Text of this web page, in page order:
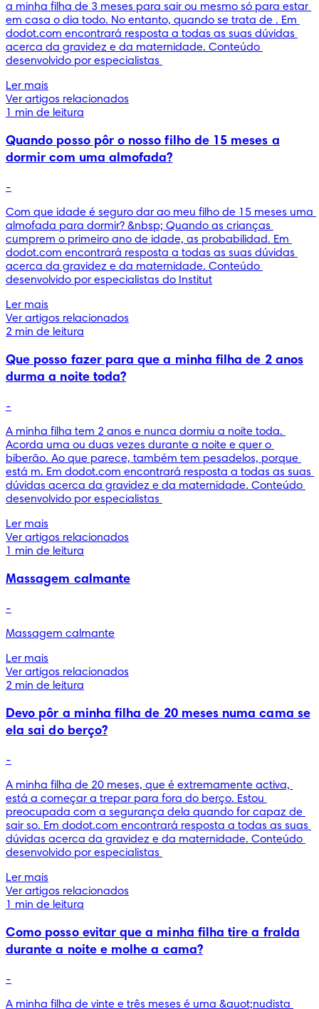
a minha filha de 3 meses para sair ou mesmo só para estar
em casa o dia todo. No entanto, quando se trata de . Em
dodot.com encontrará resposta a todas as suas dúvidas
acerca da gravidez e da maternidade. Conteúdo
desenvolvido por especialistas
Ler mais
Ver artigos relacionados
1 min de leitura
Quando posso pôr o nosso filho de 15 meses a
dormir com uma almofada?
-
Com que idade é seguro dar ao meu filho de 15 meses uma
almofada para dormir? &nbsp; Quando as crianças
cumprem o primeiro ano de idade, as probabilidad. Em
dodot.com encontrará resposta a todas as suas dúvidas
acerca da gravidez e da maternidade. Conteúdo
desenvolvido por especialistas do Institut
Ler mais
Ver artigos relacionados
2 min de leitura
Que posso fazer para que a minha filha de 2 anos
durma a noite toda?
-
A minha filha tem 2 anos e nunca dormiu a noite toda.
Acorda uma ou duas vezes durante a noite e quer o
biberão. Ao que parece, também tem pesadelos, porque
está m. Em dodot.com encontrará resposta a todas as suas
dúvidas acerca da gravidez e da maternidade. Conteúdo
desenvolvido por especialistas
Ler mais
Ver artigos relacionados
1 min de leitura
Massagem calmante
-
Ler mais
Ver artigos relacionados
2 min de leitura
Devo pôr a minha filha de 20 meses numa cama se
ela sai do berço?
-
A minha filha de 20 meses, que é extremamente activa,
está a começar a trepar para fora do berço. Estou
preocupada com a segurança dela quando for capaz de
sair so. Em dodot.com encontrará resposta a todas as suas
dúvidas acerca da gravidez e da maternidade. Conteúdo
desenvolvido por especialistas
Ler mais
Ver artigos relacionados
1 min de leitura
Como posso evitar que a minha filha tire a fralda
durante a noite e molhe a cama?
-
A minha filha de vinte e três meses é uma &quot;nudista